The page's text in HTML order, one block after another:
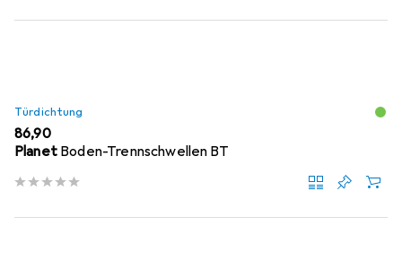
Türdichtung
EUR
86,90
Planet Boden-Trennschwellen BT